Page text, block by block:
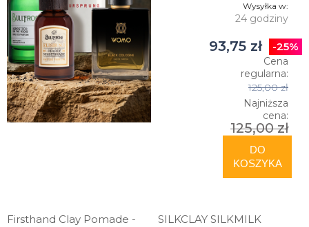
Wysyłka w:
24 godziny
93,75 zł -25%
Cena
regularna:
125,00 zł
Najniższa
cena:
125,00 zł
DO
KOSZYKA
Firsthand Clay Pomade -
SILKCLAY SILKMILK